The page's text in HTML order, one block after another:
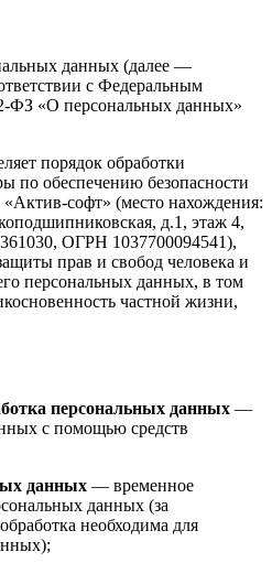
данных (далее —
с Федеральным
ФЗ «О персональных данных»
порядок обработки
по обеспечению безопасности
софт» (место нахождения:
д.1, этаж 4,
ОГРН 1037700094541),
прав и свобод человека и
персональных данных, в том
частной жизни,
персональных данных —
с помощью средств
данных — временное
данных (за
необходима для